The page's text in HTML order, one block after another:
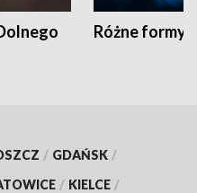
Różne formy
/ GDAŃSK /
/ KIELCE /